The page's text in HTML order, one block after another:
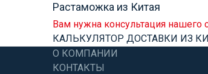
Растаможка из Китая
Вам нужна консультация нашего
КАЛЬКУЛЯТОР ДОСТАВКИ ИЗ
О КОМПАНИИ
КОНТАКТЫ